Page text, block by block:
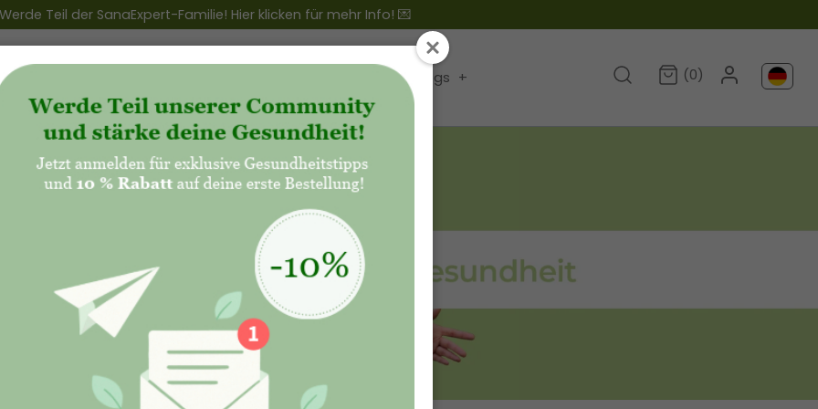
Werde Teil der SanaExpert-Familie! Hier klicken für mehr Info! 💌
Club Blogs + (0)